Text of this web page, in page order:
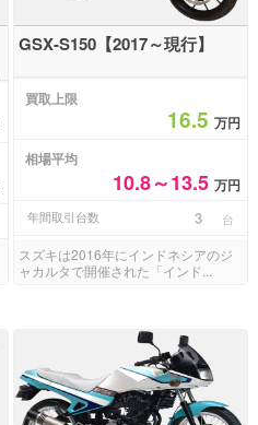
GSX-S150【2017～現行】
買取上限
16.5 万円
相場平均
10.8～13.5 万円
年間取引台数 3 台
スズキは2016年にインドネシアのジ
ャカルタで開催された「インド...